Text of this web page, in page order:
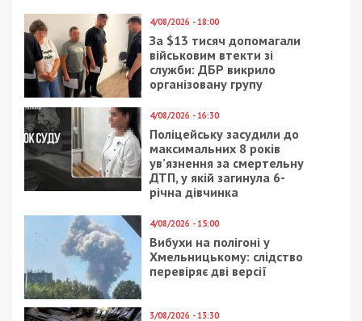
4/08/2026 - 18:00
За $13 тисяч допомагали
військовим втекти зі
служби: ДБР викрило
організовану групу
4/08/2026 - 16:30
Поліцейську засудили до
максимальних 8 років
ув’язнення за смертельну
ДТП, у якій загинула 6-
річна дівчинка
4/08/2026 - 15:00
Вибухи на полігоні у
Хмельницькому: слідство
перевіряє дві версії
3/08/2026 - 13:30